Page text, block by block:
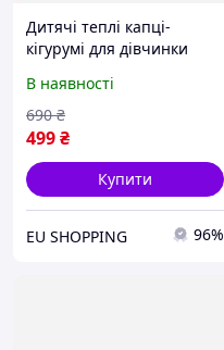
Дитячі теплі капці-
кігурумі для дівчинки
Бузкові (6397233881075)
В наявності
499₴
690 ₴
Купити
EU SHOPPING 96%